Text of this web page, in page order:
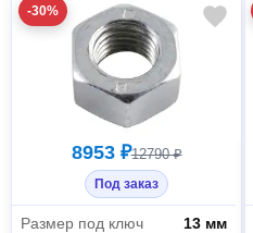
-30%
8953 ₽12790 ₽
Под заказ
Размер под ключ
13 мм